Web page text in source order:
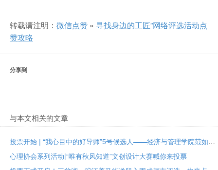
转载请注明： 微信点赞 » 寻找身边的工匠”网络评选活动点
赞攻略
分享到
与本文相关的文章
投票开始 | “我心目中的好导师”5号候选人——经济与管理学院范如国教授
心理协会系列活动|“唯有秋风知道”文创设计大赛喊你来投票